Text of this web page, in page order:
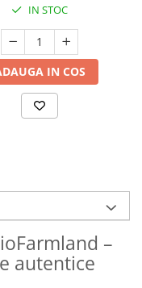
IN STOC
IN COS
–
autentice